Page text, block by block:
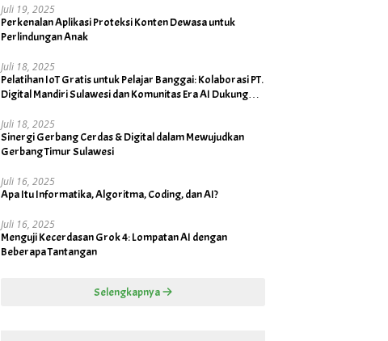
Juli 19, 2025
Perkenalan Aplikasi Proteksi Konten Dewasa untuk
Perlindungan Anak
Juli 18, 2025
Pelatihan IoT Gratis untuk Pelajar Banggai: Kolaborasi PT.
Digital Mandiri Sulawesi dan Komunitas Era AI Dukung
Juli 18, 2025
Sinergi Gerbang Cerdas & Digital dalam Mewujudkan
Gerbang Timur Sulawesi
Juli 16, 2025
Apa Itu Informatika, Algoritma, Coding, dan AI?
Juli 16, 2025
Menguji Kecerdasan Grok 4: Lompatan AI dengan
Beberapa Tantangan
Selengkapnya